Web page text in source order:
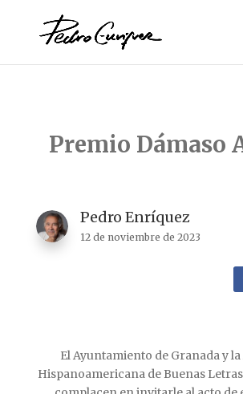
Premio Dámaso
Pedro Enríquez
12 de noviembre de 2023
El Ayuntamiento de Granada y
Hispanoamericana de Buenas